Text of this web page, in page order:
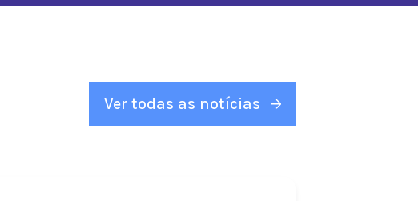
Ver todas as notícias